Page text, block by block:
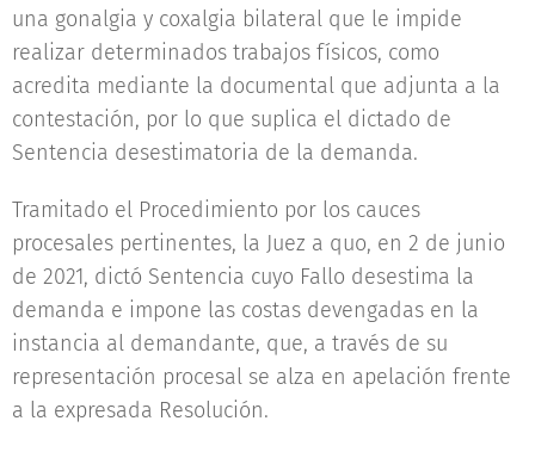
una gonalgia y coxalgia bilateral que le impide
realizar determinados trabajos físicos, como
acredita mediante la documental que adjunta a la
contestación, por lo que suplica el dictado de
Sentencia desestimatoria de la demanda.
Tramitado el Procedimiento por los cauces
procesales pertinentes, la Juez a quo, en 2 de junio
de 2021, dictó Sentencia cuyo Fallo desestima la
demanda e impone las costas devengadas en la
instancia al demandante, que, a través de su
representación procesal se alza en apelación frente
a la expresada Resolución.